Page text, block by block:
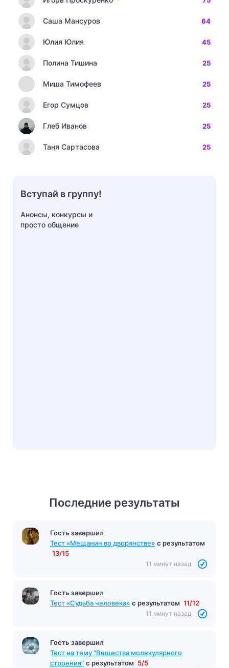
Последние результаты
Гость завершил
Тест «Шинель» с результатом 10/12
Тест «Мещанин во дворянстве»
13/15
11 минут назад
Гость завершил
Тест «Судьба человека» с результатом
11 минут назад
Саша Мансуров 64
Юлия Юлия 45
Полина Тишина 25
Миша Тимофеев 25
Егор Сумцов 25
Глеб Иванов 25
Таня Сартасова 25
Вступай в группу!
Анонсы, конкурсы и
просто общение